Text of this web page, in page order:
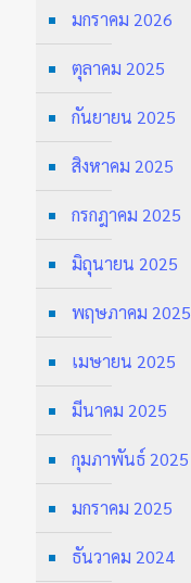
มกราคม 2026
ตุลาคม 2025
กันยายน 2025
สิงหาคม 2025
กรกฎาคม 2025
มิถุนายน 2025
พฤษภาคม 2025
เมษายน 2025
มีนาคม 2025
กุมภาพันธ์ 2025
มกราคม 2025
ธันวาคม 2024